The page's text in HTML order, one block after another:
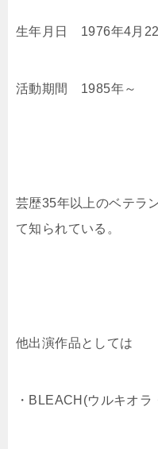
生年月日 1976年4月22
活動期間 1985年～
芸歴35年以上のベテラ
て知られている。
他出演作品としては
・BLEACH(ウルキオラ